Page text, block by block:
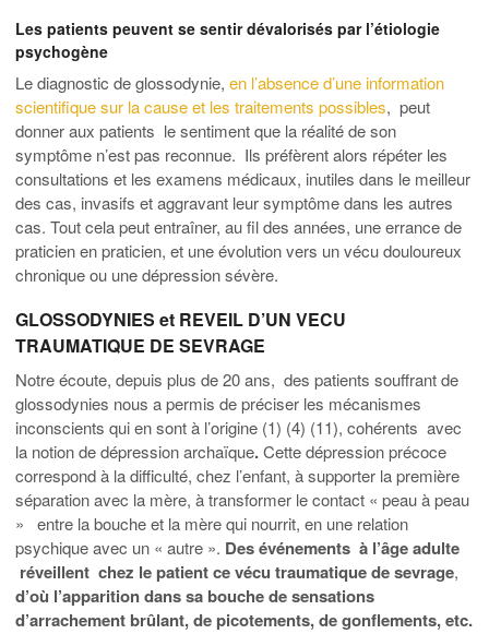
Les patients peuvent se sentir dévalorisés par l’étiologie
psychogène
Le diagnostic de glossodynie, en l’absence d’une information
scientifique sur la cause et les traitements possibles, peut
donner aux patients le sentiment que la réalité de son
symptôme n’est pas reconnue. Ils préfèrent alors répéter les
consultations et les examens médicaux, inutiles dans le meilleur
des cas, invasifs et aggravant leur symptôme dans les autres
cas. Tout cela peut entraîner, au fil des années, une errance de
praticien en praticien, et une évolution vers un vécu douloureux
chronique ou une dépression sévère.
GLOSSODYNIES et REVEIL D’UN VECU
TRAUMATIQUE DE SEVRAGE
Notre écoute, depuis plus de 20 ans, des patients souffrant de
glossodynies nous a permis de préciser les mécanismes
inconscients qui en sont à l’origine (1) (4) (11), cohérents avec
la notion de dépression archaïque.Cette dépression précoce
correspond à la difficulté, chez l’enfant, à supporter la première
séparation avec la mère, à transformer le contact « peau à peau
» entre la bouche et la mère qui nourrit, en une relation
psychique avec un « autre ». Des événements à l’âge adulte
réveillent chez le patient ce vécu traumatique de sevrage,
d’où l’apparition dans sa bouche de sensations
d’arrachement brûlant, de picotements, de gonflements, etc.